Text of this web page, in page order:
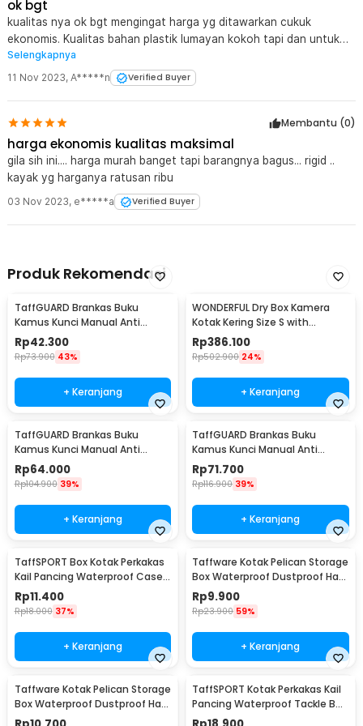
tertumpuk atau terjatuh.
Kelengkapan Produk
Rincian yang Anda dapatkan untuk pembelian produk ini:
1 x TaffGUARD Kotak Perkakas Portable Storage Tool Box Bag
ok bgt
kualitas nya ok bgt mengingat harga yg ditawarkan cukuk
ekonomis. Kualitas bahan plastik lumayan kokoh tapi dan untuk
waterproof belum tahu apakah sudah teruji atau belum. saya
belum test.
Selengkapnya
11 Nov 2023, A*****n Verified Buyer
Membantu (0)
harga ekonomis kualitas maksimal
gila sih ini.... harga murah banget tapi barangnya bagus... rigid ..
kayak yg harganya ratusan ribu
03 Nov 2023, e*****a Verified Buyer
Produk Rekomendasi
TaffGUARD Brankas Buku
Kamus Kunci Manual Anti
Maling Hidden Safe Box Kecil -
KB-10L
Rp42.300
Rp73.900 43%
+ Keranjang
WONDERFUL Dry Box Kamera
Kotak Kering Size S with
Dehumidifier - DB-2820
Rp386.100
Rp502.900 24%
+ Keranjang
TaffGUARD Brankas Buku
Kamus Kunci Manual Anti
Maling Hidden Safe Box Sedang
- KB-10L
Rp64.000
Rp104.900 39%
+ Keranjang
TaffGUARD Brankas Buku
Kamus Kunci Manual Anti
Maling Hidden Safe Box Besar -
KB-10L
Rp71.700
Rp116.900 39%
+ Keranjang
TaffSPORT Box Kotak Perkakas
Kail Pancing Waterproof Case -
Q041
Rp11.400
Rp18.000 37%
+ Keranjang
Taffware Kotak Pelican Storage
Box Waterproof Dustproof Hard
Case ABS S - G10/J020
Rp9.900
Rp23.900 59%
+ Keranjang
Taffware Kotak Pelican Storage
Box Waterproof Dustproof Hard
Case ABS L - G10/J020
TaffSPORT Kotak Perkakas Kail
Pancing Waterproof Tackle Box
12 Grid - MCC01